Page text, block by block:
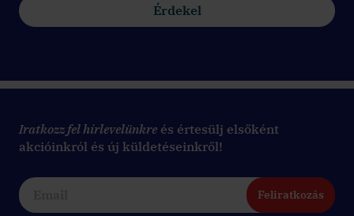
Érdekel
Iratkozz fel hírlevelünkre és értesülj elsőként
akcióinkról és új küldetéseinkről!
Feliratkozás